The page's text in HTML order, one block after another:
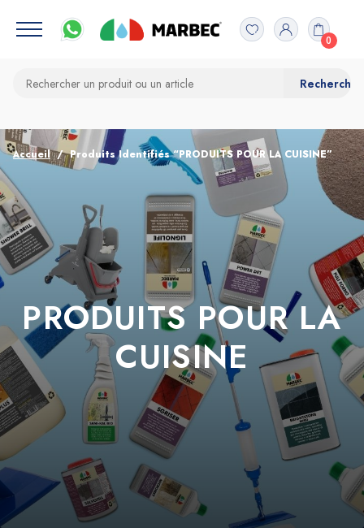
0
Accueil Produits Identifiés “PRODUITS POUR LA CUISINE”
PRODUITS POUR LA
CUISINE